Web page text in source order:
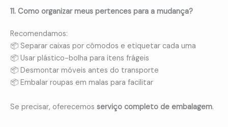
11. Como organizar meus pertences para a mudança?
Recomendamos:
📦 Separar caixas por cômodos e etiquetar cada uma
📦 Usar plástico-bolha para itens frágeis
📦 Desmontar móveis antes do transporte
📦 Embalar roupas em malas para facilitar
Se precisar, oferecemos serviço completo de embalagem.